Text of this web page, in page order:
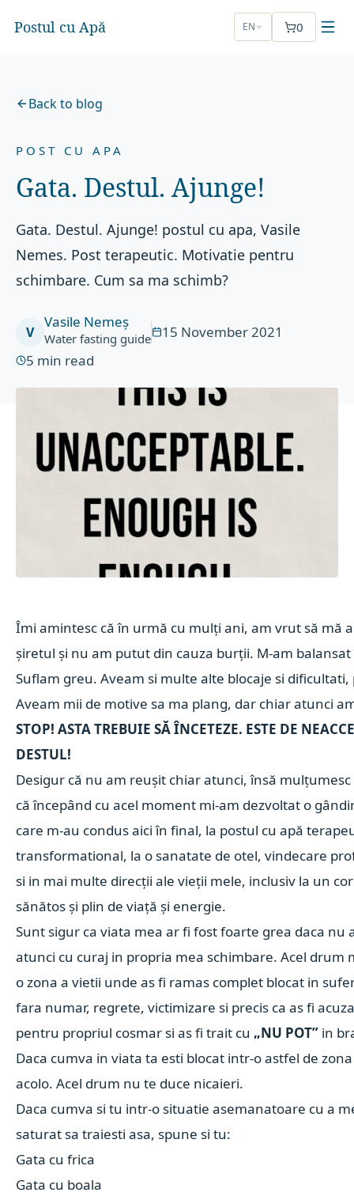
Postul cu Apă EN 0
Back to blog
POST CU APA
Gata. Destul. Ajunge!
Gata. Destul. Ajunge! postul cu apa, Vasile
Nemes. Post terapeutic. Motivatie pentru
schimbare. Cum sa ma schimb?
V
Vasile Nemeș
Water fasting guide
15 November 2021
5 min read
Îmi amintesc că în urmă cu mulți ani, am vrut să mă
șiretul și nu am putut din cauza burții. M-am
Suflam greu. Aveam si multe alte blocaje si
Aveam mii de motive sa ma plang, dar chiar atunci
STOP! ASTA TREBUIE SĂ ÎNCETEZE. ESTE DE
DESTUL!
Desigur că nu am reușit chiar atunci, însă
că începând cu acel moment mi-am dezvoltat o
care m-au condus aici în final, la postul cu apă
transformational, la o sanatate de otel, vindecare
si in mai multe direcții ale vieții mele, inclusiv la un
sănătos și plin de viață și energie.
Sunt sigur ca viata mea ar fi fost foarte grea daca nu
atunci cu curaj in propria mea schimbare. Acel drum
o zona a vietii unde as fi ramas complet blocat in
fara numar, regrete, victimizare si precis ca as fi
pentru propriul cosmar si as fi trait cu„NU POT” in
Daca cumva in viata ta esti blocat intr-o astfel de
acolo. Acel drum nu te duce nicaieri.
Daca cumva si tu intr-o situatie asemanatoare cu a
saturat sa traiesti asa, spune si tu:
Gata cu frica
Gata cu boala